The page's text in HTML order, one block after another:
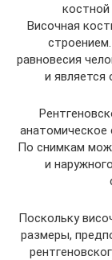
костной
Височная
равновесия
и является
анатомическое
По снимкам
и
Поскольку
размеры,